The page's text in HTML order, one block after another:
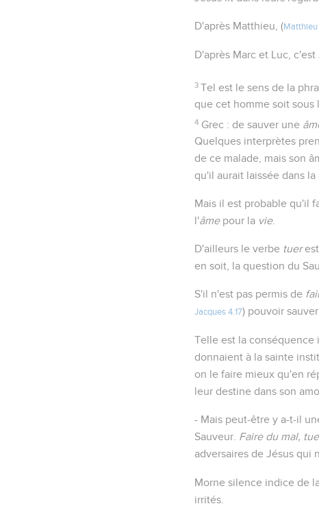
D'après Matthieu, (Matthieu
D'après Marc et Luc,
3 Tel est le sens de la
que cet homme soit sous
4 Grec : de sauver une
Quelques interprètes
de ce malade, mais son
qu'il aurait laissée dans
Mais il est probable qu'il
l'âmepour la vie.
D'ailleurs le verbe tuerest
en soit, la question du
S'il n'est pas permis de
Jacques 4.17) pouvoir
Telle est la conséquence
donnaient à la sainte
on le faire mieux qu'en
leur destine dans son
- Mais peut-être y a-t-il
Sauveur. Faire du mal,
adversaires de Jésus qui
Morne silence indice de
irrités.